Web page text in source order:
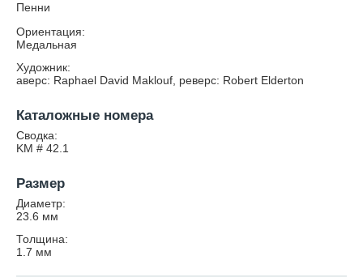
Пенни
Ориентация:
Медальная
Художник:
аверс: Raphael David Maklouf, реверс: Robert Elderton
Каталожные номера
Сводка:
KM # 42.1
Размер
Диаметр:
23.6 мм
Толщина:
1.7 мм